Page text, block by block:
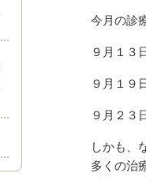
今月の診
９月１３
９月１９
９月２３
しかも、
多くの治